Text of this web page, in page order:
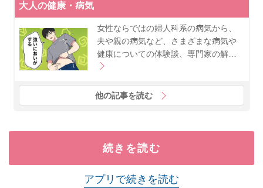
大人の健康・病気
女性ならではの婦人科系の病気から、
夫や親の病気など、さまざまな病気や
健康についての体験談、専門家の解…
他の記事を読む
続きを読む
アプリで続きを読む